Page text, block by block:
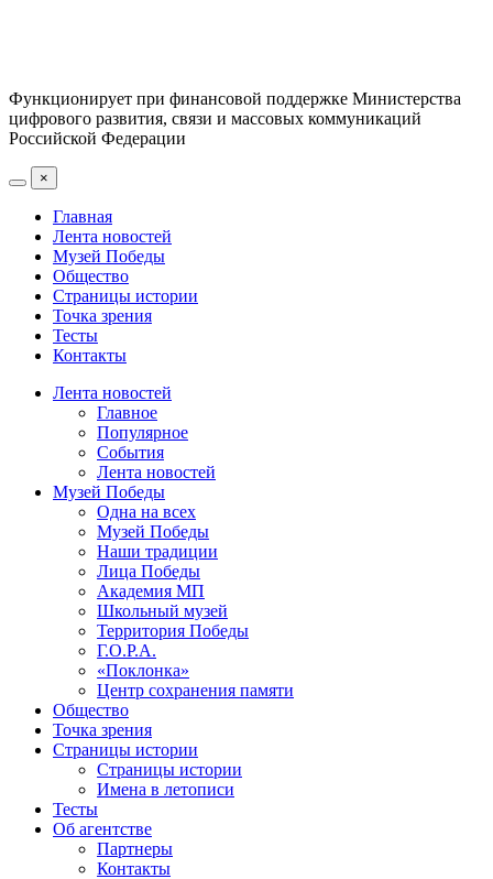
Функционирует при финансовой поддержке Министерства
цифрового развития, связи и массовых коммуникаций
Российской Федерации
×
Главная
Лента новостей
Музей Победы
Общество
Страницы истории
Точка зрения
Тесты
Контакты
Лента новостей
Главное
Популярное
События
Лента новостей
Музей Победы
Одна на всех
Музей Победы
Наши традиции
Лица Победы
Академия МП
Школьный музей
Территория Победы
Г.О.Р.А.
«Поклонка»
Центр сохранения памяти
Общество
Точка зрения
Страницы истории
Страницы истории
Имена в летописи
Тесты
Об агентстве
Партнеры
Контакты